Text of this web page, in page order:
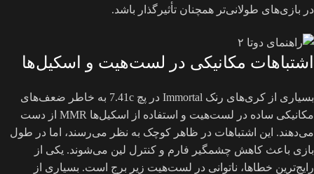
در بازی‌های طولانی‌تر همچنان تأثیرگذار باشد.
اشتباهات مکانیکی در لست‌هیت و اسکیل‌ها
بسیاری از کری‌های رنک Immortal در پچ 7.41c به خاطر ضعف‌های
مکانیکی ساده در لست‌هیت و استفاده از اسکیل‌ها MMR از دست
می‌دهند. این اشتباهات در ظاهر کوچک به نظر می‌رسند، اما در طول
بازی باعث کاهش چشمگیر فارم و کنترل لین می‌شوند. یکی از
رایج‌ترین خطاها، ناتوانی در لست‌هیت زیر برج است. بسیاری از